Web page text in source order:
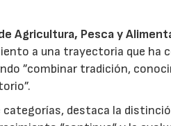
Agricultura, Pesca y
a una trayectoria que ha
”combinar tradición,
categorías, destaca la